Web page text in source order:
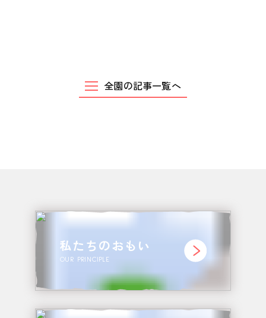
CONTACT全園の記事一覧へ
私たちのおもい
OUR PRINCIPLE